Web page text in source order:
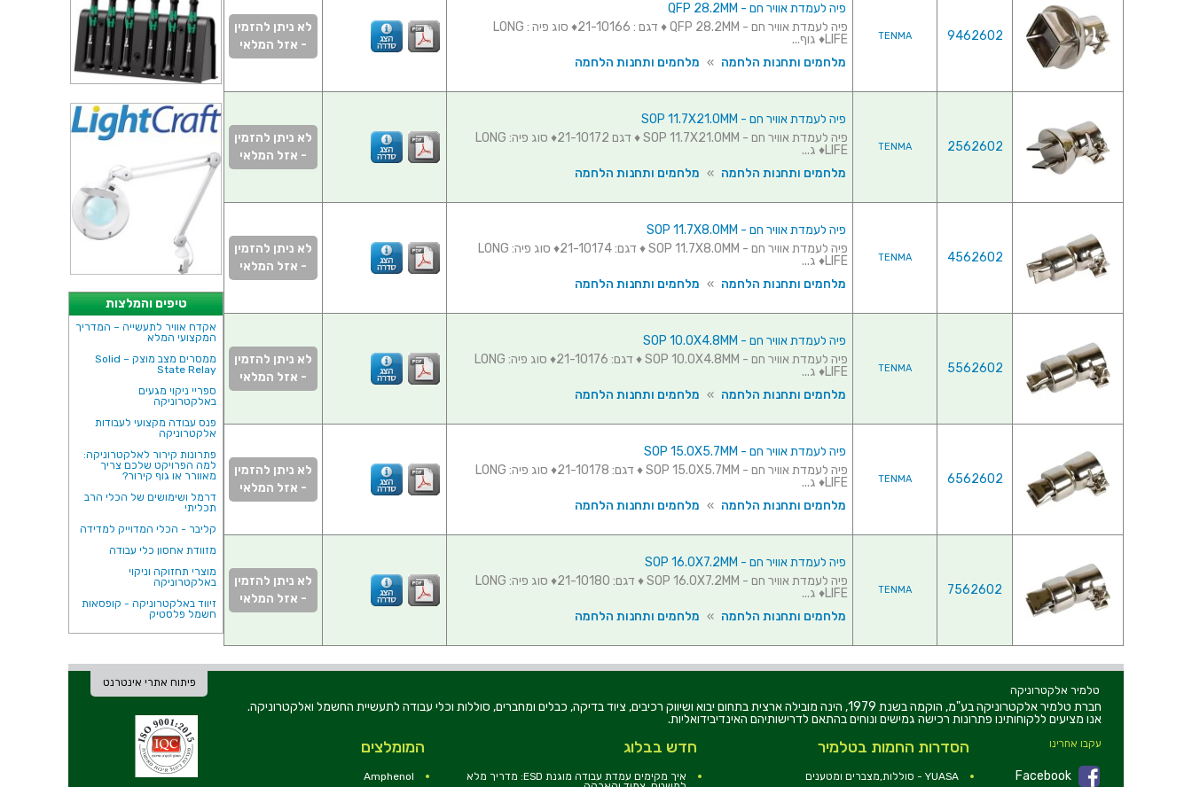
טיפים והמלצות
אקדח אוויר לתעשייה – המדריך
המקצועי המלא
ממסרים מצב מוצק – Solid
State Relay
ספריי ניקוי מגעים
באלקטרוניקה
פנס עבודה מקצועי לעבודות
אלקטרוניקה
פתרונות קירור לאלקטרוניקה:
למה הפרויקט שלכם צריך
מאוורר או גוף קירור?
דרמל ושימושים של הכלי הרב
תכליתי
קליבר - הכלי המדוייק למדידה
מזוודת אחסון כלי עבודה
מוצרי תחזוקה וניקוי
באלקטרוניקה
זיווד באלקטרוניקה - קופסאות
חשמל פלסטיק
9462602
TENMA
פיה לעמדת אוויר חם - QFP 28.2MM
פיה לעמדת אוויר חם - QFP 28.2MM ♦ דגם : 21-10166♦ סוג פיה : LONG
LIFE♦ גוף...
מלחמים ותחנות הלחמה » מלחמים ותחנות הלחמה
לא ניתן להזמין
- אזל המלאי
2562602
TENMA
פיה לעמדת אוויר חם - SOP 11.7X21.0MM
פיה לעמדת אוויר חם - SOP 11.7X21.0MM ♦ דגם 21-10172♦ סוג פיה: LONG
LIFE♦ ג...
מלחמים ותחנות הלחמה » מלחמים ותחנות הלחמה
לא ניתן להזמין
- אזל המלאי
4562602
TENMA
פיה לעמדת אוויר חם - SOP 11.7X8.0MM
פיה לעמדת אוויר חם - SOP 11.7X8.0MM ♦ דגם: 21-10174♦ סוג פיה: LONG
LIFE♦ ג...
מלחמים ותחנות הלחמה » מלחמים ותחנות הלחמה
לא ניתן להזמין
- אזל המלאי
5562602
TENMA
פיה לעמדת אוויר חם - SOP 10.0X4.8MM
פיה לעמדת אוויר חם - SOP 10.0X4.8MM ♦ דגם: 21-10176♦ סוג פיה: LONG
LIFE♦ ג...
מלחמים ותחנות הלחמה » מלחמים ותחנות הלחמה
לא ניתן להזמין
- אזל המלאי
6562602
TENMA
פיה לעמדת אוויר חם - SOP 15.0X5.7MM
פיה לעמדת אוויר חם - SOP 15.0X5.7MM ♦ דגם: 21-10178♦ סוג פיה: LONG
LIFE♦ ג...
מלחמים ותחנות הלחמה » מלחמים ותחנות הלחמה
לא ניתן להזמין
- אזל המלאי
7562602
TENMA
פיה לעמדת אוויר חם - SOP 16.0X7.2MM
פיה לעמדת אוויר חם - SOP 16.0X7.2MM ♦ דגם: 21-10180♦ סוג פיה: LONG
LIFE♦ ג...
מלחמים ותחנות הלחמה » מלחמים ותחנות הלחמה
לא ניתן להזמין
- אזל המלאי
פיתוח אתרי אינטרנט
טלמיר אלקטרוניקה
חברת טלמיר אלקטרוניקה בע"מ, הוקמה בשנת 1979, הינה מובילה ארצית בתחום יבוא ושיווק רכיבים, ציוד בדיקה, כבלים ומחברים, סוללות וכלי עבודה לתעשיית החשמל ואלקטרוניקה.
אנו מציעים ללקוחותינו פתרונות רכישה גמישים ונוחים בהתאם לדרישותיהם האינדיבידואליות.
עקבו אחרינו
Facebook
המומלצים
Amphenol
חדש בבלוג
איך מקימים עמדת עבודה מוגנת ESD: מדריך מלא
הסדרות החמות בטלמיר
YUASA - סוללות,מצברים ומטענים